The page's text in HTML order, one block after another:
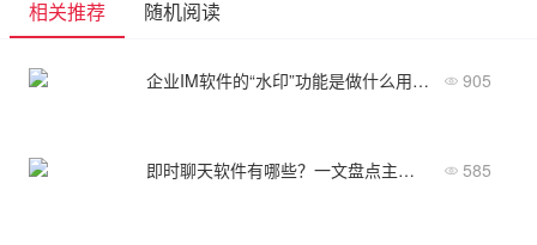
相关推荐 随机阅读
企业IM软件的“水印”功能是做什么用的？ 905
即时聊天软件有哪些？一文盘点主流类型与功能特点 585